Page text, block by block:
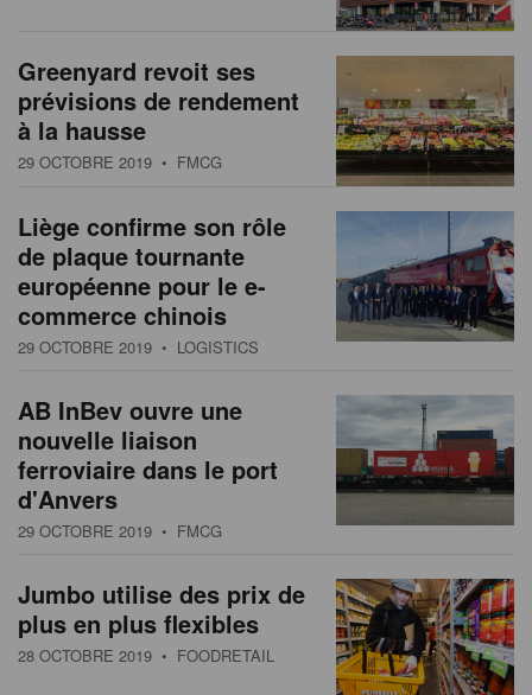
Greenyard revoit ses
prévisions de rendement
à la hausse
29 OCTOBRE 2019 • FMCG
Liège confirme son rôle
de plaque tournante
européenne pour le e-
commerce chinois
29 OCTOBRE 2019 • LOGISTICS
AB InBev ouvre une
nouvelle liaison
ferroviaire dans le port
d'Anvers
29 OCTOBRE 2019 • FMCG
Jumbo utilise des prix de
plus en plus flexibles
28 OCTOBRE 2019 • FOODRETAIL